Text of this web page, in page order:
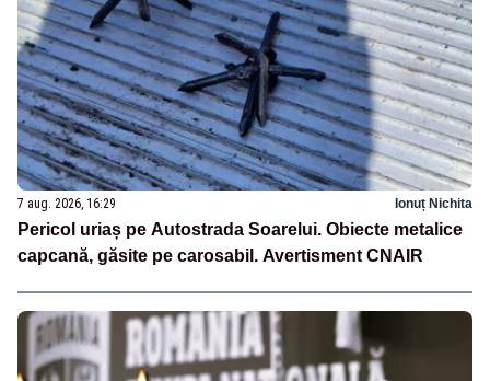
7 aug. 2026, 16:29 Ionuț Nichita
Pericol uriaș pe Autostrada Soarelui. Obiecte metalice
capcană, găsite pe carosabil. Avertisment CNAIR